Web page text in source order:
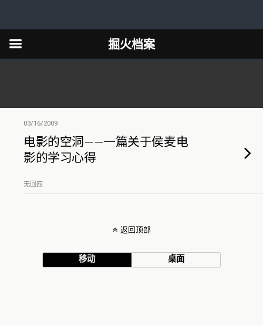
03/16/2009
电影的空洞——一篇关于侯麦电
影的学习心得
无回应
返回顶部
移动 桌面
掘火档案